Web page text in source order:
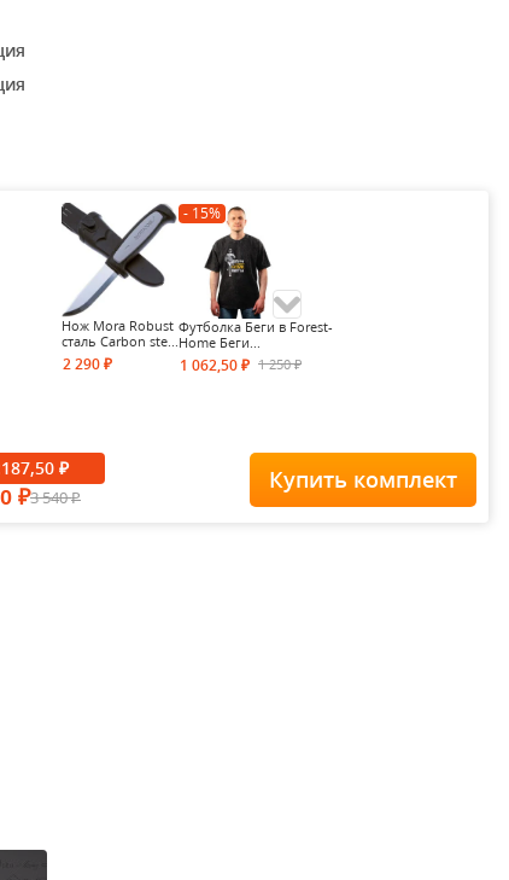
Нож Mora Robust
сталь Carbon ste...
2 290 ₽
- 15%
Футболка Беги в Forest-
Home Беги...
1 062,50 ₽ 1 250₽
Футболка Forest-Home Staff
187,50 ₽
₽3 540₽
Купить комплект